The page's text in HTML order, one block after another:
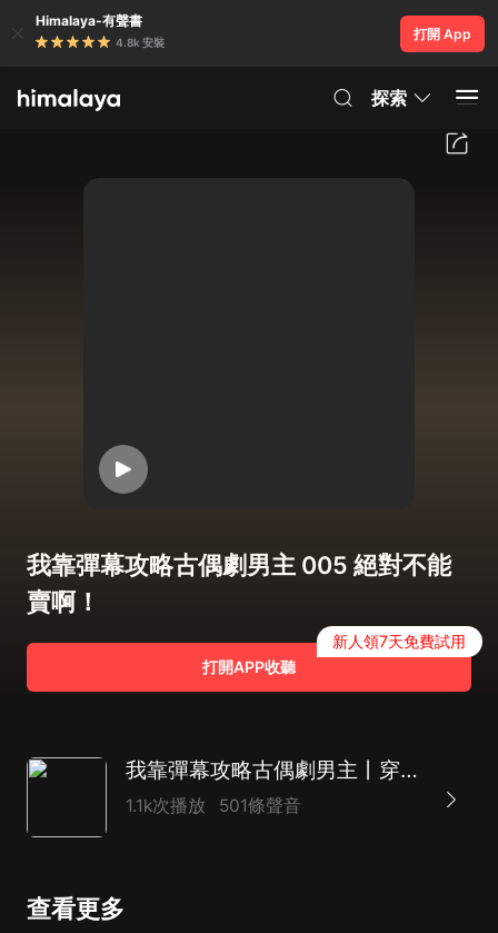
Himalaya-有聲書
4.8k 安裝
打開 App
探索
我靠彈幕攻略古偶劇男主 005 絕對不能
賣啊！
打開APP收聽
新人領7天免費試用
我靠彈幕攻略古偶劇男主丨穿劇經商種田爽文丨多人有聲劇
1.1k次播放 501條聲音
查看更多